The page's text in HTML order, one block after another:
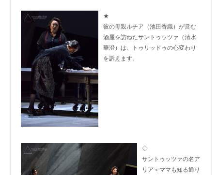
★
彼の母親ルチア（池田香織）が営む
酒屋を訪ねたサントゥッツァ（清水
華澄）は、トゥリッドゥの心変わり
を訴えます。
◇
サントゥッツァの名ア
リア＜ママも知る通り